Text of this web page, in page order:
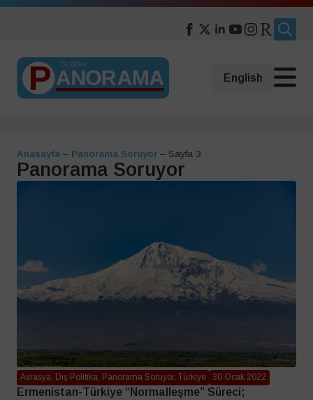
English
Anasayfa – Panorama Soruyor – Sayfa 3
Panorama Soruyor
Avrasya, Dış Politika, Panorama Soruyor, Türkiye 30 Ocak 2022
Ermenistan-Türkiye “Normalleşme” Süreci;